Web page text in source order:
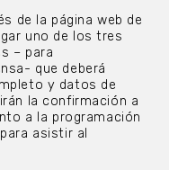
de la página web de
uno de los tres
– para
que deberá
y datos de
la confirmación a
a la programación
asistir al